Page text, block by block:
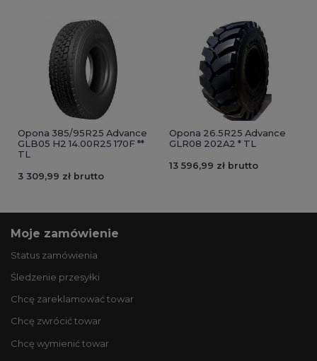
Opona 385/95R25 Advance
GLB05 H2 14.00R25 170F **
TL
3 309,99 zł brutto
Opona 26.5R25 Advance
GLR08 202A2 * TL
13 596,99 zł brutto
Moje zamówienie
Status zamówienia
Śledzenie przesyłki
Chcę zareklamować towar
Chcę zwrócić towar
Chcę wymienić towar